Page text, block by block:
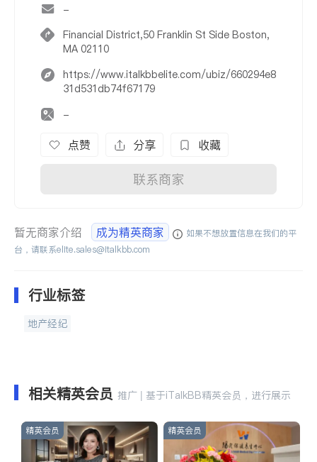
-
Financial District,50 Franklin St Side Boston,
MA 02110
https://www.italkbbelite.com/ubiz/660294e8
31d531db74f67179
-
点赞 分享 收藏
联系商家
暂无商家介绍 成为精英商家
如果不想放置信息在我们的平
台，请联系elite.sales@italkbb.com
行业标签
地产经纪
相关精英会员 推广 | 基于iTalkBB精英会员，进行展示
精英会员 精英会员